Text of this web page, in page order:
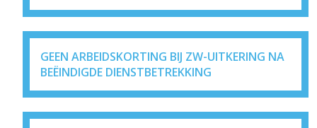
GEEN ARBEIDSKORTING BIJ ZW-UITKERING NA
BEËINDIGDE DIENSTBETREKKING